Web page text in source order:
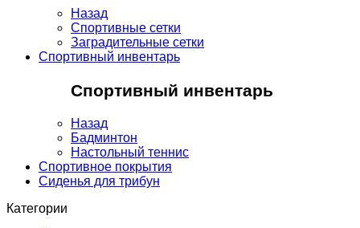
Назад
Спортивные сетки
Заградительные сетки
Спортивный инвентарь
Спортивный инвентарь
Назад
Бадминтон
Настольный теннис
Спортивное покрытия
Сиденья для трибун
Категории